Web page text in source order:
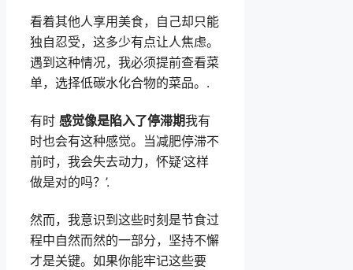
看着其他人享用美食，自己却只能
独自忍受，这多少有点让人焦虑。
遇到这种情况，我必须提前查看菜
单，选择低碳水化合物的菜品。.
有时 感觉像是陷入了停滞期我有
时也会有这种感觉。当减肥停滞不
前时，我会失去动力，怀疑‘这样
做是对的吗？’.
然而，我意识到这些时刻是节食过
程中自然而然的一部分，坚持不懈
才是关键。如果你能牢记这些要